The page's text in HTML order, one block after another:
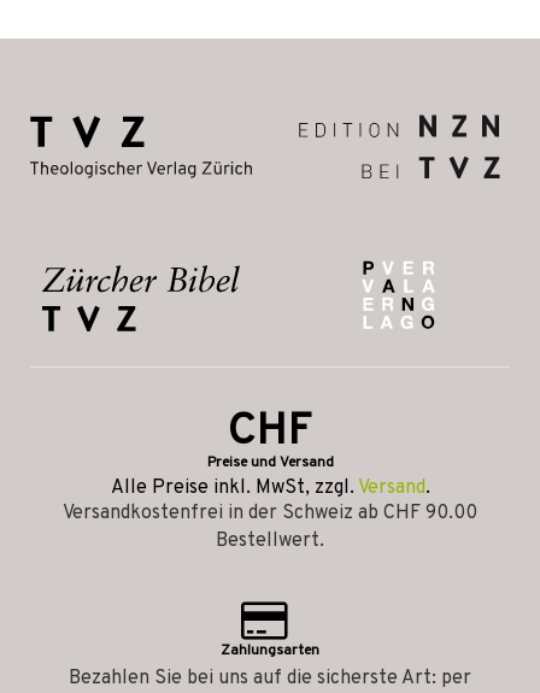
CHF
Preise und Versand
Alle Preise inkl. MwSt, zzgl. Versand.
Versandkostenfrei in der Schweiz ab CHF 90.00
Bestellwert.
Zahlungsarten
Bezahlen Sie bei uns auf die sicherste Art: per